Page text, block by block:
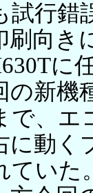
試行錯
刷向き
に
の新機
で、エ
に動く
てい